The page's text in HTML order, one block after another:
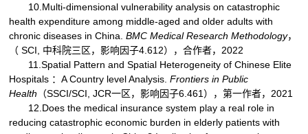
10.Multi-dimensional vulnerability analysis on catastrophic
health expenditure among middle-aged and older adults with
chronic diseases in China.BMC Medical Research Methodology，
（ SCI, 中科院三区，影响因子4.612），合作者，2022
11.Spatial Pattern and Spatial Heterogeneity of Chinese Elite
Hospitals ：A Country level Analysis.Frontiers in Public
Health （SSCI/SCI, JCR一区，影响因子6.461），第一作者，2021
12.Does the medical insurance system play a real role in
reducing catastrophic economic burden in elderly patients with